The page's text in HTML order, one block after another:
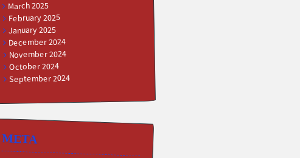
March 2025
February 2025
January 2025
December 2024
November 2024
October 2024
September 2024
META